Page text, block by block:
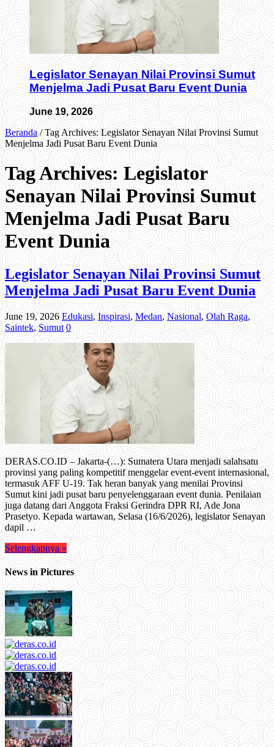
Legislator Senayan Nilai Provinsi Sumut
Menjelma Jadi Pusat Baru Event Dunia
June 19, 2026
Beranda / Tag Archives: Legislator Senayan Nilai Provinsi Sumut
Menjelma Jadi Pusat Baru Event Dunia
Tag Archives: Legislator
Senayan Nilai Provinsi Sumut
Menjelma Jadi Pusat Baru
Event Dunia
Legislator Senayan Nilai Provinsi Sumut
Menjelma Jadi Pusat Baru Event Dunia
June 19, 2026 Edukasi, Inspirasi, Medan, Nasional, Olah Raga,
Saintek, Sumut 0
DERAS.CO.ID – Jakarta-(…): Sumatera Utara menjadi salahsatu
provinsi yang paling kompetitif menggelar event-event internasional,
termasuk AFF U-19. Tak heran banyak yang menilai Provinsi
Sumut kini jadi pusat baru penyelenggaraan event dunia. Penilaian
juga datang dari Anggota Fraksi Gerindra DPR RI, Ade Jona
Prasetyo. Kepada wartawan, Selasa (16/6/2026), legislator Senayan
dapil …
Selengkapnya »
News in Pictures